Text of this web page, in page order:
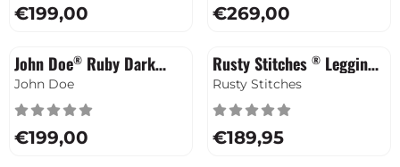
Prijs: 199,00
€199,00 Prijs: 269,00
€269,00
John Doe® Ruby Dark
Blue
Merk:
John Doe
Prijs: 199,00
€199,00
Rusty Stitches ® Legging
Cindy
Merk:
Rusty Stitches
Prijs: 189,95
€189,95